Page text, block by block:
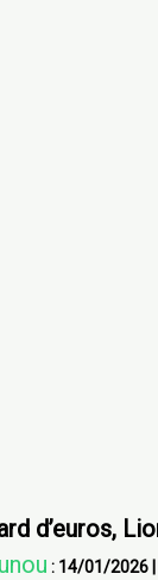
d’euros,
: 14/01/2026|